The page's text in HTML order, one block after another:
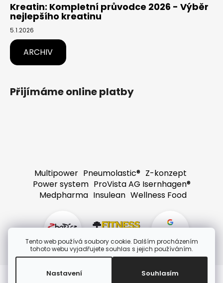
Tento web používá soubory cookie. Dalším procházením
tohoto webu vyjadřujete souhlas s jejich používáním.
Nastavení Souhlasím
Kreatin: Kompletní průvodce 2026 - Výběr
nejlepšího kreatinu
5.1.2026
ARCHIV
Přijímáme online platby
Multipower Pneumolastic® Z-konzept
Power system ProVista AG Isernhagen®
Medpharma Insulean Wellness Food
4,8
Vytvořil Shoptet